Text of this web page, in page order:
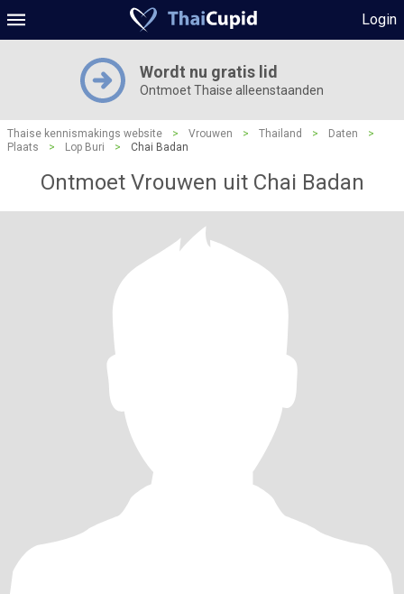
Login
Wordt nu gratis lid
Ontmoet Thaise alleenstaanden
Thaise kennismakings website > Vrouwen > Thailand > Daten
>
Plaats
> Lop Buri > Chai Badan
Ontmoet Vrouwen uit Chai Badan